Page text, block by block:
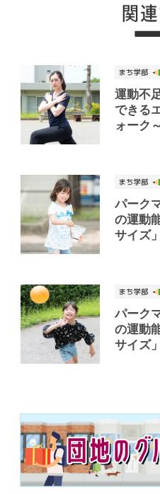
運動不
できる
ォーク～
パーク
の運動
サイズ
パーク
の運動
サイズ